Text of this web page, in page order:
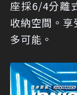
座採6/4分離
收納空間。
多可能。